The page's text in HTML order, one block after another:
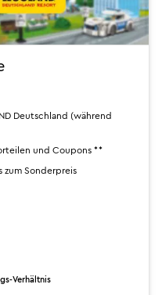
Deutschland (während
und Coupons **
zum Sonderpreis
Verhältnis